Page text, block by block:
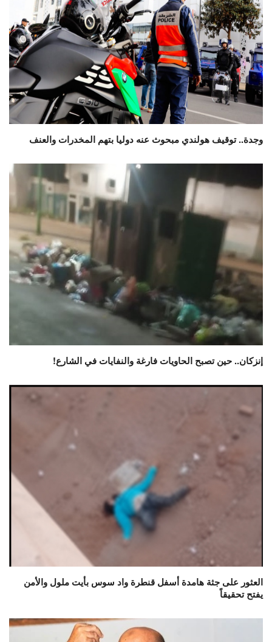
وجدة.. توقيف هولندي مبحوث عنه دوليا بتهم المخدرات والعنف
إنزكان.. حين تصبح الحاويات فارغة والنفايات في الشارع!
العثور على جثة هامدة أسفل قنطرة واد سوس بأيت ملول والأمن
يفتح تحقيقاً